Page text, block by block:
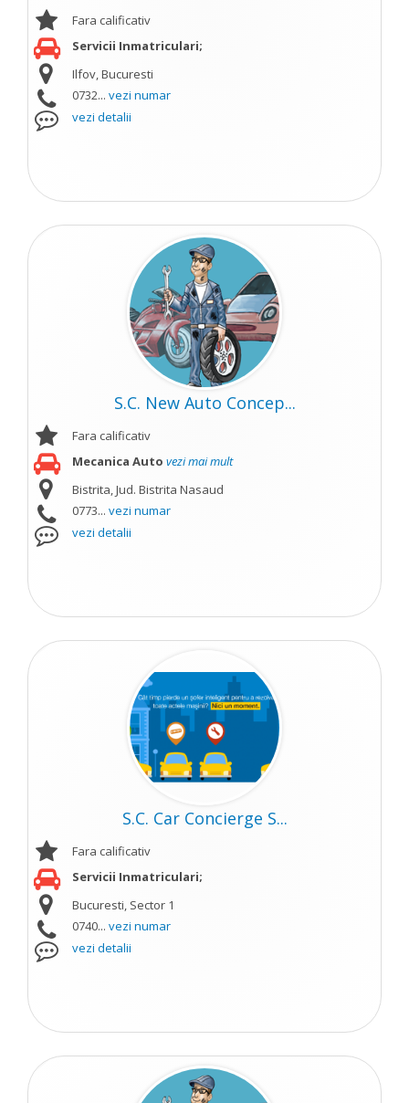
Fara calificativ
Servicii Inmatriculari;
Ilfov, Bucuresti
0732... vezi numar
vezi detalii
S.C. New Auto Concep...
Fara calificativ
Mecanica Auto vezi mai mult
Bistrita, Jud. Bistrita Nasaud
0773... vezi numar
vezi detalii
S.C. Car Concierge S...
Fara calificativ
Servicii Inmatriculari;
Bucuresti, Sector 1
0740... vezi numar
vezi detalii